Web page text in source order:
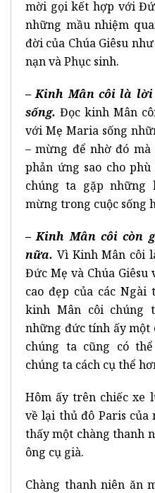
mời gọi kết hợp với
những mầu nhiệm
đời của Chúa Giêsu
nạn và Phục sinh.
– Kinh Mân côi là
sống. Đọc kinh Mân
với Mẹ Maria sống
– mừng để nhờ đó
phản ứng sao cho
chúng ta gặp
mừng trong cuộc sống
– Kinh Mân côi còn
nữa. Vì Kinh Mân côi
Đức Mẹ và Chúa
cao đẹp của các
kinh Mân côi chúng
những đức tính ấy một
chúng ta cũng có
chúng ta cách cụ thể
Hôm ấy trên chiếc xe
về lại thủ đô Paris
thấy một chàng thanh
ông cụ già.
Chàng thanh niên ăn